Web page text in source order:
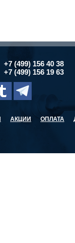
+7 (499) 156 40 38
+7 (499) 156 19 63
АКЦИИ ОПЛАТА